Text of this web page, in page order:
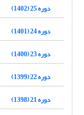
دوره 25 (1402)
دوره 24 (1401)
دوره 23 (1400)
دوره 22 (1399)
دوره 21 (1398)